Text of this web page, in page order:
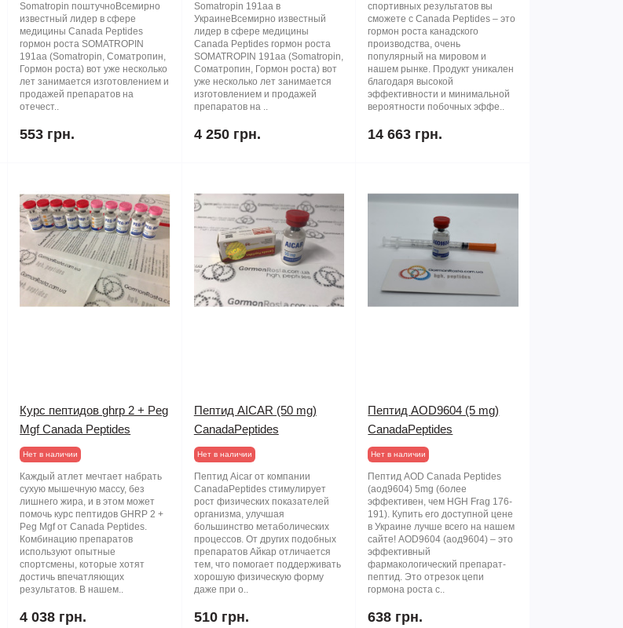
Somatropin поштучноВсемирно
известный лидер в сфере
медицины Canada Peptides
гормон роста SOMATROPIN
191aa (Somatropin, Соматропин,
Гормон роста) вот уже несколько
лет занимается изготовлением и
продажей препаратов на
отечест..
553 грн.
Somatropin 191aa в
УкраинеВсемирно известный
лидер в сфере медицины
Canada Peptides гормон роста
SOMATROPIN 191aa (Somatropin,
Соматропин, Гормон роста) вот
уже несколько лет занимается
изготовлением и продажей
препаратов на ..
4 250 грн.
спортивных результатов вы
сможете с Canada Peptides – это
гормон роста канадского
производства, очень
популярный на мировом и
нашем рынке. Продукт уникален
благодаря высокой
эффективности и минимальной
вероятности побочных эффе..
14 663 грн.
Курс пептидов ghrp 2 + Peg
Mgf Canada Peptides
Нет в наличии
Каждый атлет мечтает набрать
сухую мышечную массу, без
лишнего жира, и в этом может
помочь курс пептидов GHRP 2 +
Peg Mgf от Canada Peptides.
Комбинацию препаратов
используют опытные
спортсмены, которые хотят
достичь впечатляющих
результатов. В нашем..
4 038 грн.
Пептид AICAR (50 mg)
CanadaPeptides
Нет в наличии
Пептид Aicar от компании
CanadaPeptides стимулирует
рост физических показателей
организма, улучшая
большинство метаболических
процессов. От других подобных
препаратов Айкар отличается
тем, что помогает поддерживать
хорошую физическую форму
даже при о..
510 грн.
Пептид AOD9604 (5 mg)
CanadaPeptides
Нет в наличии
Пептид AOD Canada Peptides
(аод9604) 5mg (более
эффективен, чем HGH Frag 176-
191). Купить его доступной цене
в Украине лучше всего на нашем
сайте! AOD9604 (аод9604) – это
эффективный
фармакологический препарат-
пептид. Это отрезок цепи
гормона роста с..
638 грн.